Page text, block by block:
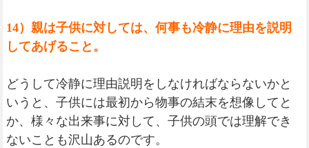
14）親は子供に対しては、何事も冷静に理由を説明
してあげること。
どうして冷静に理由説明をしなければならないかと
いうと、子供には最初から物事の結末を想像してと
か、様々な出来事に対して、子供の頭では理解でき
ないことも沢山あるのです。